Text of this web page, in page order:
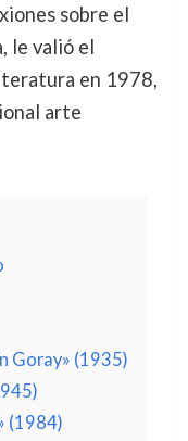
sobre el
le valió el
en 1978,
arte
Goray» (1935)
(1984)